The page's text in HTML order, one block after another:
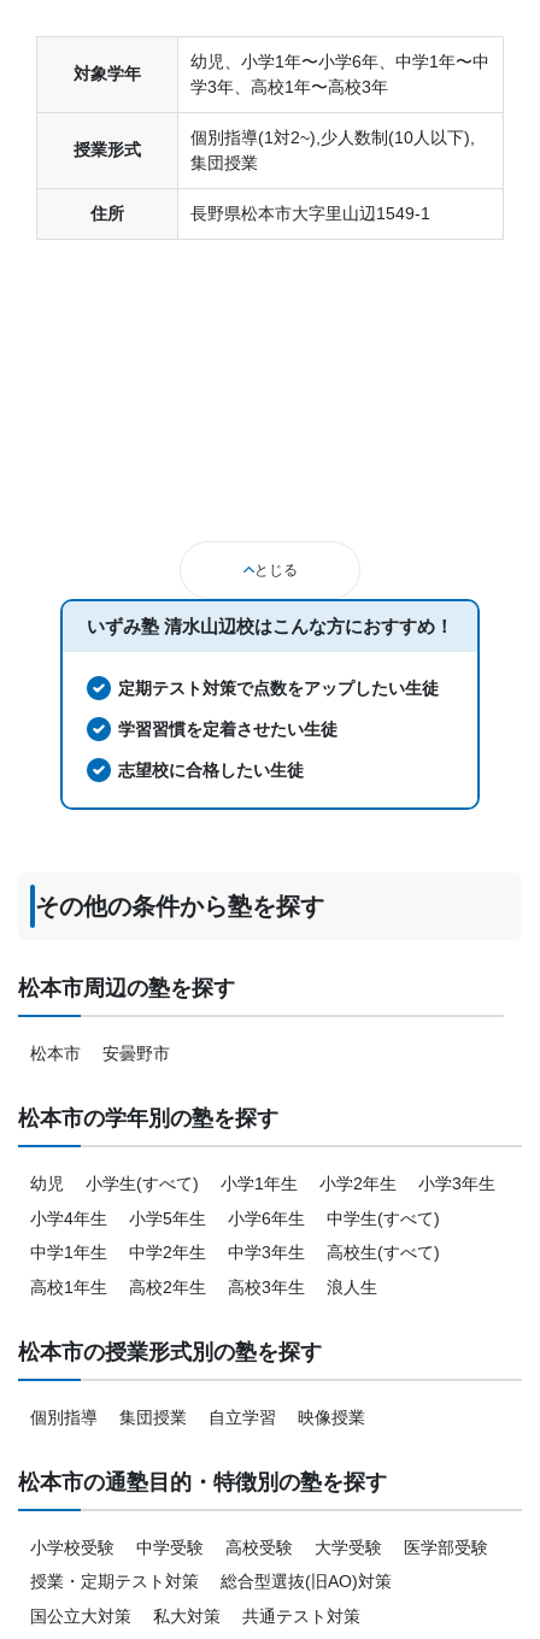
対象学年
幼児、小学1年〜小学6年、中学1年〜中
学3年、高校1年〜高校3年
授業形式
個別指導(1対2~),少人数制(10人以下),
集団授業
住所 長野県松本市大字里山辺1549-1
とじる
いずみ塾 清水山辺校はこんな方におすすめ！
定期テスト対策で点数をアップしたい生徒
学習習慣を定着させたい生徒
志望校に合格したい生徒
その他の条件から塾を探す
松本市周辺の塾を探す
松本市 安曇野市
松本市の学年別の塾を探す
幼児 小学生(すべて) 小学1年生 小学2年生
小学3年生
小学4年生
小学5年生 小学6年生
中学生(すべて)
中学1年生
中学2年生 中学3年生
高校生(すべて)
高校1年生
高校2年生 高校3年生 浪人生
松本市の授業形式別の塾を探す
個別指導 集団授業 自立学習 映像授業
松本市の通塾目的・特徴別の塾を探す
小学校受験 中学受験 高校受験 大学受験
医学部受験
授業・定期テスト対策
総合型選抜(旧AO)対策
国公立大対策
私大対策
共通テスト対策